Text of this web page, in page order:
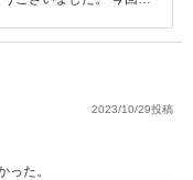
寄りください。 今後と
2023/10/29投稿
った。